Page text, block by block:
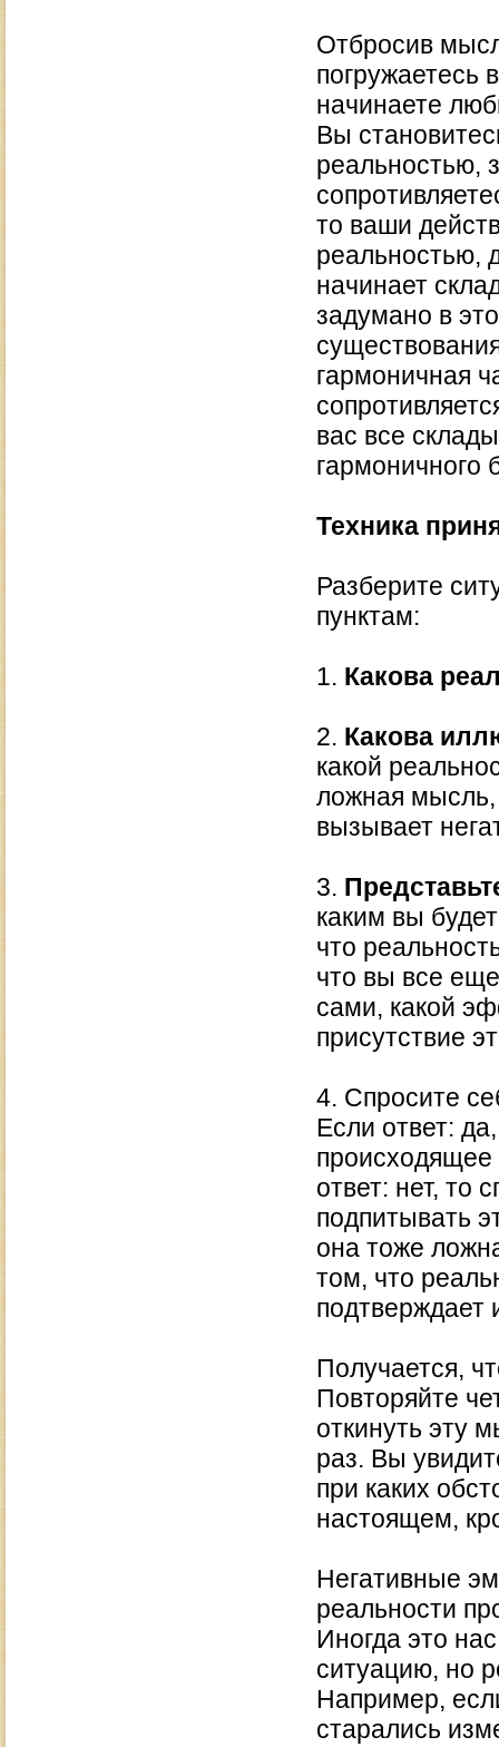
Отбросив
погружаетесь
начинаете
Вы
реальностью,
то ваши
реальностью,
начинает
задумано в
гармоничная
вас все
гармоничного
Техника
Разберите
пунктам:
1. Какова
2. Какова
какой
ложная
вызывает
3.
каким вы
что
что вы все
сами, какой
присутствие
4. Спросите
Если ответ:
происходящее
ответ: нет, то
подпитывать
она тоже
том, что
подтверждает
Получается,
Повторяйте
откинуть эту
раз. Вы
при каких
настоящем,
Негативные
реальности
Иногда это
ситуацию, но
Например,
старались